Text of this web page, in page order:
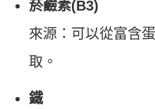
菸鹼素(B3)
來源：可以從富含
取。
鐵